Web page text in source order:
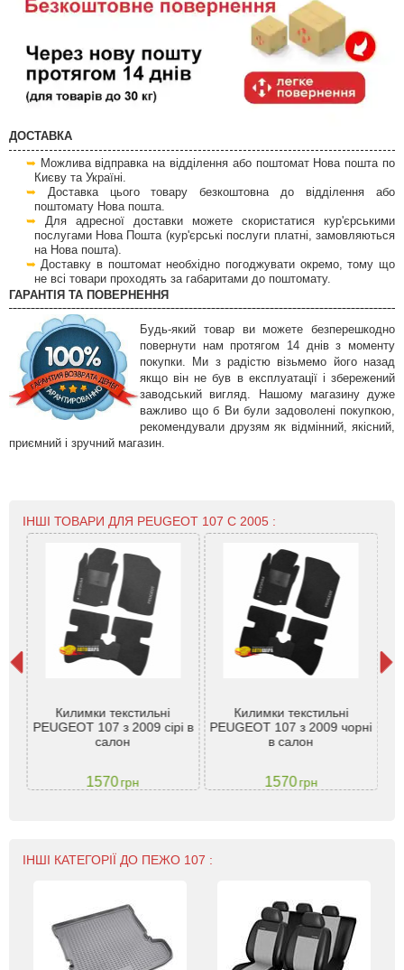
ДОСТАВКА
Можлива відправка на відділення або поштомат Нова пошта по
Києву та Україні.
Доставка цього товару безкоштовна до відділення або
поштомату Нова пошта.
Для адресної доставки можете скористатися кур'єрськими
послугами Нова Пошта (кур'єрські послуги платні, замовляються
на Нова пошта).
Доставку в поштомат необхідно погоджувати окремо, тому що
не всі товари проходять за габаритами до поштомату.
ГАРАНТІЯ ТА ПОВЕРНЕННЯ
Будь-який товар ви можете безперешкодно
повернути нам протягом 14 днів з моменту
покупки. Ми з радістю візьмемо його назад
якщо він не був в експлуатації і збережений
заводський вигляд. Нашому магазину дуже
важливо що б Ви були задоволені покупкою,
рекомендували друзям як відмінний, якісний,
приємний і зручний магазин.
ІНШІ ТОВАРИ ДЛЯ PEUGEOT 107 С 2005 :
Килимки текстильні
PEUGEOT 107 з 2009 сірі в
салон
1570грн
Килимки текстильні
PEUGEOT 107 з 2009 чорні
в салон
1570грн
ІНШІ КАТЕГОРІЇ ДО ПЕЖО 107 :